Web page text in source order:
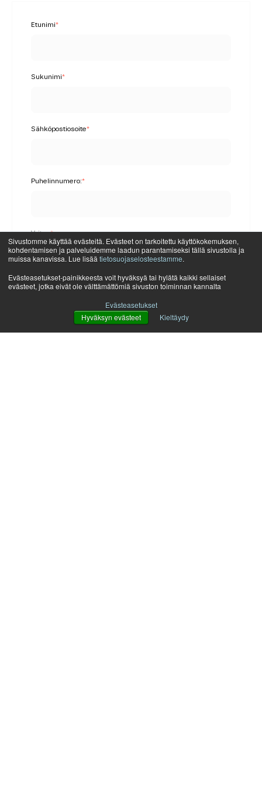
Sivustomme käyttää evästeitä. Evästeet on tarkoitettu käyttökokemuksen,
kohdentamisen ja palveluidemme laadun parantamiseksi tällä sivustolla ja
muissa kanavissa. Lue lisää tietosuojaselosteestamme.
Evästeasetukset-painikkeesta voit hyväksyä tai hylätä kaikki sellaiset
evästeet, jotka eivät ole välttämättömiä sivuston toiminnan kannalta
Evästeasetukset
Hyväksyn evästeet
Kieltäydy
Etunimi*
Sukunimi*
Sähköpostiosoite*
Puhelinnumero:*
Yritys*
nflkjfsaf